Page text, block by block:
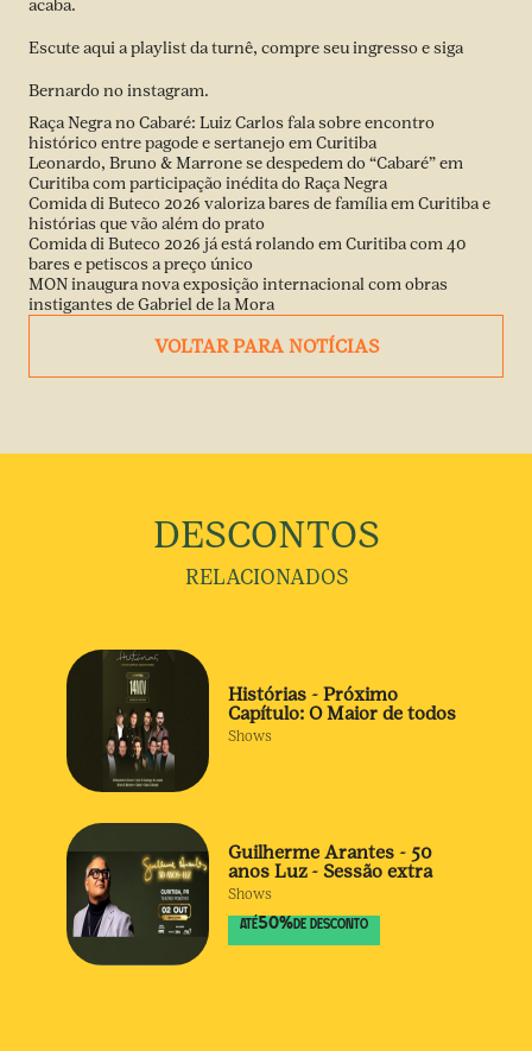
acaba.
Escuteaquia playlist da turnê, compre seu ingresso e siga
Bernardo noinstagram.
Raça Negra no Cabaré: Luiz Carlos fala sobre encontro
histórico entre pagode e sertanejo em Curitiba
Leonardo, Bruno & Marrone se despedem do “Cabaré” em
Curitiba com participação inédita do Raça Negra
Comida di Buteco 2026 valoriza bares de família em Curitiba e
histórias que vão além do prato
Comida di Buteco 2026 já está rolando em Curitiba com 40
bares e petiscos a preço único
MON inaugura nova exposição internacional com obras
instigantes de Gabriel de la Mora
VOLTAR PARA NOTÍCIAS
DESCONTOS
RELACIONADOS
Histórias - Próximo
Capítulo: O Maior de todos
Shows
Guilherme Arantes - 50
anos Luz - Sessão extra
Shows
ATÉ50% DE DESCONTO